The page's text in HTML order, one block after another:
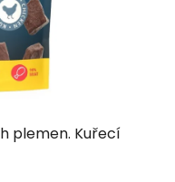
plemen. Kuřecí